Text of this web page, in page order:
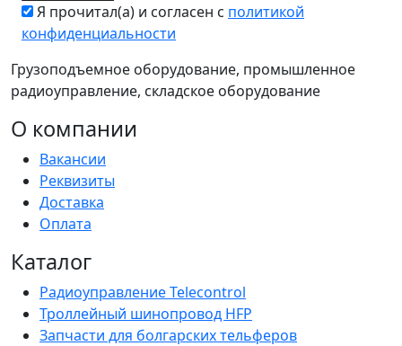
Я прочитал(а) и согласен с политикой
конфиденциальности
Грузоподъемное оборудование, промышленное
радиоуправление, складское оборудование
О компании
Вакансии
Реквизиты
Доставка
Оплата
Каталог
Радиоуправление Telecontrol
Троллейный шинопровод HFP
Запчасти для болгарских тельферов